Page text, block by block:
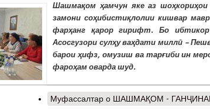
Шашмақом ҳамчун яке аз
замони соҳибистиқлолии кишвар
фарҳанг қарор гирифт. Бо ибтикор
Асосгузори сулҳу ваҳдати миллӣ –
барои ҳифз, омузиш ва тарғиби ин
фароҳам оварда шуд.
Муфассалтар о ШАШМАҚОМ -